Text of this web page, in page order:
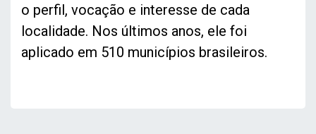
o perfil, vocação e interesse de cada
localidade. Nos últimos anos, ele foi
aplicado em 510 municípios brasileiros.